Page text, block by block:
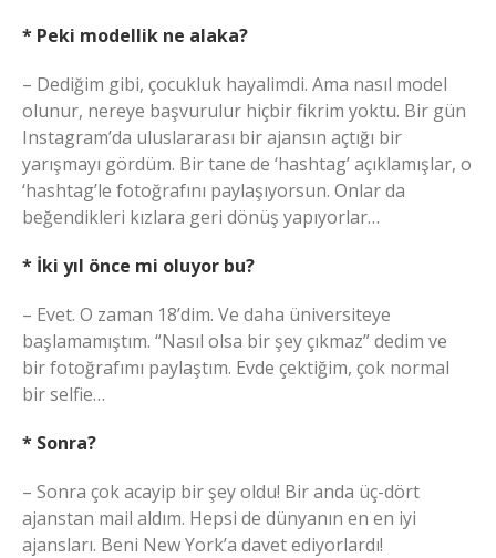
* Peki modellik ne alaka?
– Dediğim gibi, çocukluk hayalimdi. Ama nasıl model
olunur, nereye başvurulur hiçbir fikrim yoktu. Bir gün
Instagram’da uluslararası bir ajansın açtığı bir
yarışmayı gördüm. Bir tane de ‘hashtag’ açıklamışlar, o
‘hashtag’le fotoğrafını paylaşıyorsun. Onlar da
beğendikleri kızlara geri dönüş yapıyorlar…
* İki yıl önce mi oluyor bu?
– Evet. O zaman 18’dim. Ve daha üniversiteye
başlamamıştım. “Nasıl olsa bir şey çıkmaz” dedim ve
bir fotoğrafımı paylaştım. Evde çektiğim, çok normal
bir selfie…
* Sonra?
– Sonra çok acayip bir şey oldu! Bir anda üç-dört
ajanstan mail aldım. Hepsi de dünyanın en en iyi
ajansları. Beni New York’a davet ediyorlardı!